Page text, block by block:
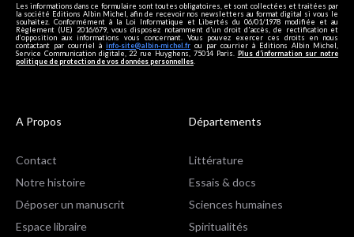
Les informations dans ce formulaire sont toutes obligatoires, et sont collectées et traitées par
la société Editions Albin Michel, afin de recevoir nos newsletters au format digital si vous le
souhaitez. Conformément à la Loi Informatique et Libertés du 06/01/1978 modifiée et au
Règlement (UE) 2016/679, vous disposez notamment d'un droit d'accès, de rectification et
d’opposition aux informations vous concernant. Vous pouvez exercer ces droits en nous
contactant par courriel à info-site@albin-michel.fr ou par courrier à Editions Albin Michel,
Service Communication digitale, 22 rue Huyghens, 75014 Paris. Plus d’information sur notre
politique de protection de vos données personnelles
A Propos
Contact
Notre histoire
Déposer un manuscrit
Espace libraire
Départements
Littérature
Essais & docs
Sciences humaines
Spiritualités